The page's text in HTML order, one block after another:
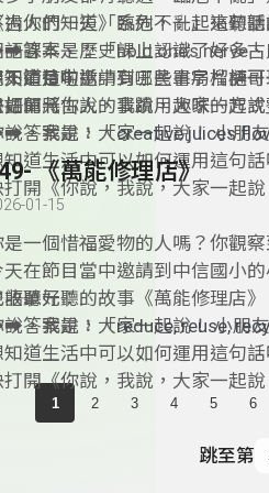
過你們知道「臨危不亂」這句
答案是：「hold one’s nerve、
知道這句話中有哪些單字片語
打開《你說，我說，大家一起
古人的一天》系列，一起來聽
語課本、歷史課上認識了好多
不清楚啦！
天節目中邀請到三民書局榴槤
如何將古人的事蹟用趣味的方
語單元：
說，我說，大家一起說！ 小朋
答案是：「creative juices
知道生活中可以如何運用這句話
打開《你說，我說，大家一起
《萬能修理店》
01-15
是一個惜福愛物的人嗎？你觀
天在節目當中邀請到中信國小
聽好聽的故事《萬能修理店》
語單元：
說，我說，大家一起說！ 小朋
答案是：「reduce, reuse,
知道生活中可以如何運用這句話
打開《你說，我說，大家一起
1 2 3 4 5 6
跳至第